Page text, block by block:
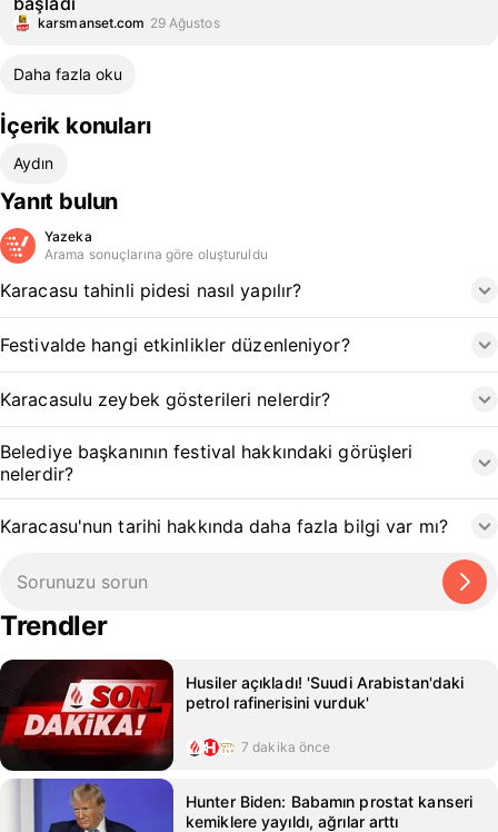
karsmanset.com 29 Ağustos
Daha fazla oku
İçerik konuları
Aydın
Yanıt bulun
Yazeka
Arama sonuçlarına göre oluşturuldu
Karacasu tahinli pidesi nasıl yapılır?
Festivalde hangi etkinlikler düzenleniyor?
Karacasulu zeybek gösterileri nelerdir?
Belediye başkanının festival hakkındaki görüşleri
nelerdir?
Karacasu'nun tarihi hakkında daha fazla bilgi var mı?
Trendler
Husiler açıkladı! 'Suudi Arabistan'daki
petrol rafinerisini vurduk'
7 dakika önce
Hunter Biden: Babamın prostat kanseri
kemiklere yayıldı, ağrılar arttı